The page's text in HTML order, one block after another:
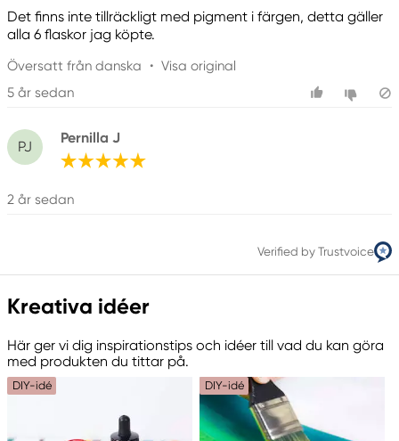
Det finns inte tillräckligt med pigment i färgen, detta gäller
alla 6 flaskor jag köpte.
Översatt från danska • Visa original
5 år sedan
PJ
Pernilla J
2 år sedan
Verified by Trustvoice
Kreativa idéer
Här ger vi dig inspirationstips och idéer till vad du kan göra
med produkten du tittar på.
DIY-idé DIY-idé